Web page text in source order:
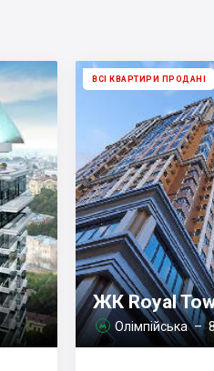
ВСІ КВАРТИРИ ПРОДАНІ
ЖК Royal
 Олімпійська– 8